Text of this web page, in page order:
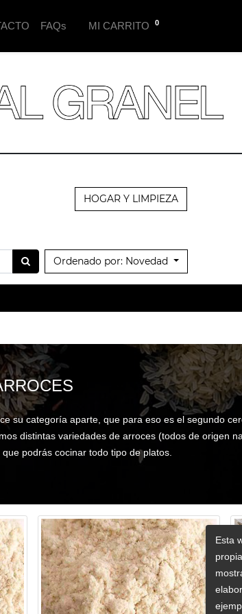
FAQs MI CARRITO 0
HOGAR Y LIMPIEZA
Ordenado por: Novedad
su categoría aparte, que para eso es el segundo
distintas variedades de arroces (todos de origen
podrás cocinar todo tipo de platos.
Esta